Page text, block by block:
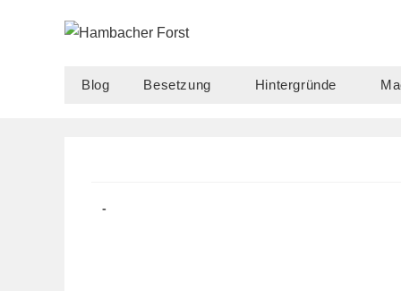
Blog Besetzung Hintergründe